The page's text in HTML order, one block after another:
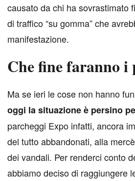
causato da chi ha sovrastimato
di traffico “su gomma” che
manifestazione.
Che fine faranno i
Ma se ieri le cose non hanno
oggi la situazione è persino
parcheggi Expo infatti, ancora
del tutto abbandonati, alla
dei vandali. Per renderci conto
abbiamo deciso di raggiungere